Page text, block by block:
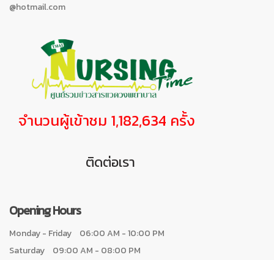
@hotmail.com
จำนวนผู้เข้าชม 1,182,634 ครั้ง
ติดต่อเรา
Opening Hours
Monday - Friday
06:00 AM - 10:00 PM
Saturday
09:00 AM - 08:00 PM